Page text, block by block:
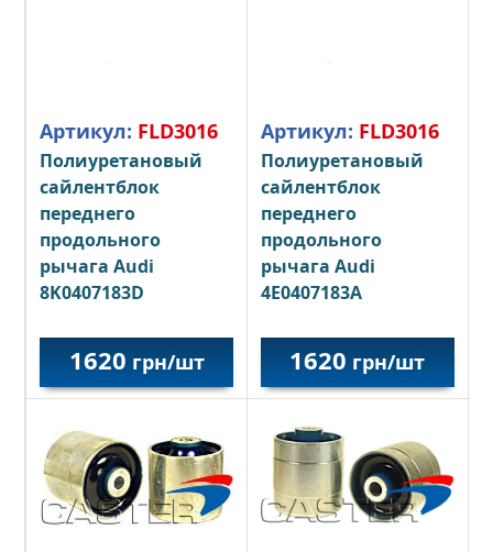
Артикул: FLD3016
Полиуретановый
сайлентблок
переднего
продольного
рычага Audi
8K0407183D
1620 грн/шт
Артикул: FLD3016
Полиуретановый
сайлентблок
переднего
продольного
рычага Audi
4E0407183A
1620 грн/шт